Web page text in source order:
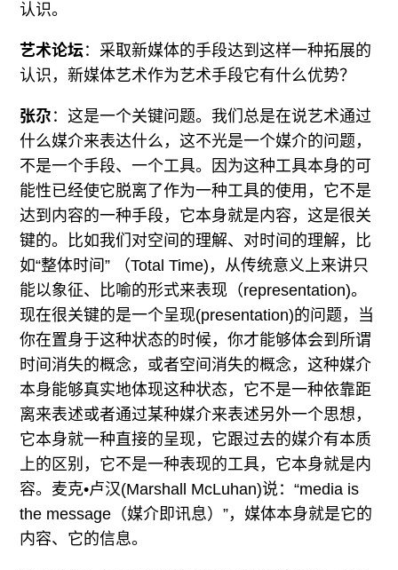
认识。
艺术论坛：采取新媒体的手段达到这样一种拓展的
认识，新媒体艺术作为艺术手段它有什么优势？
张尕 ：这是一个关键问题。我们总是在说艺术通过
什么媒介来表达什么，这不光是一个媒介的问题，
不是一个手段、一个工具。因为这种工具本身的可
能性已经使它脱离了作为一种工具的使用，它不是
达到内容的一种手段，它本身就是内容，这是很关
键的。比如我们对空间的理解、对时间的理解，比
如“整体时间” （Total Time)，从传统意义上来讲只
能以象征、比喻的形式来表现（representation)。
现在很关键的是一个呈现(presentation)的问题，当
你在置身于这种状态的时候，你才能够体会到所谓
时间消失的概念，或者空间消失的概念，这种媒介
本身能够真实地体现这种状态，它不是一种依靠距
离来表述或者通过某种媒介来表述另外一个思想，
它本身就一种直接的呈现，它跟过去的媒介有本质
上的区别，它不是一种表现的工具，它本身就是内
容。麦克•卢汉(Marshall McLuhan)说：“media is
the message（媒介即讯息）”，媒体本身就是它的
内容、它的信息。